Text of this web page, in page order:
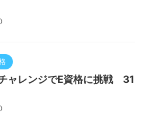
ャレンジでE資格に挑戦 31